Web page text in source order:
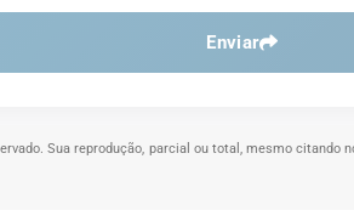
Enviar
Sua reprodução, parcial ou total, mesmo